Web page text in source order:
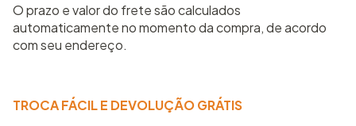
O prazo e valor do frete são calculados
automaticamente no momento da compra, de acordo
com seu endereço.
TROCA FÁCIL E DEVOLUÇÃO GRÁTIS